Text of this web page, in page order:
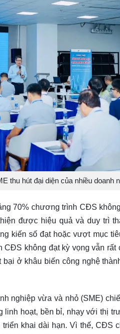
thu hút đại diện của nhiều doanh
70% chương trình CĐS
được hiệu quả và duy trì
kiến số đạt hoặc vượt mục
CĐS không đạt kỳ vọng vẫn
ở khâu biến công nghệ
nghiệp vừa và nhỏ (SME)
hoạt, bền bỉ, nhạy với thị
khai dài hạn. Vì thế, CĐS